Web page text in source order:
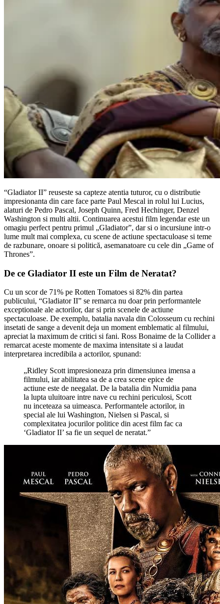
“Gladiator II” reuseste sa capteze atentia tuturor, cu o distributie
impresionanta din care face parte Paul Mescal in rolul lui Lucius,
alaturi de Pedro Pascal, Joseph Quinn, Fred Hechinger, Denzel
Washington si multi altii. Continuarea acestui film legendar este un
omagiu perfect pentru primul „Gladiator”, dar si o incursiune intr-o
lume mult mai complexa, cu scene de actiune spectaculoase si teme
de razbunare, onoare si politică, asemanatoare cu cele din „Game of
Thrones”.
De ce Gladiator II este un Film de Neratat?
Cu un scor de 71% pe Rotten Tomatoes si 82% din partea
publicului, “Gladiator II” se remarca nu doar prin performantele
exceptionale ale actorilor, dar si prin scenele de actiune
spectaculoase. De exemplu, batalia navala din Colosseum cu rechini
insetati de sange a devenit deja un moment emblematic al filmului,
apreciat la maximum de critici si fani. Ross Bonaime de la Collider a
remarcat aceste momente de maxima intensitate si a laudat
interpretarea incredibila a actorilor, spunand:
„Ridley Scott impresioneaza prin dimensiunea imensa a
filmului, iar abilitatea sa de a crea scene epice de
actiune este de neegalat. De la batalia din Numidia pana
la lupta uluitoare intre nave cu rechini periculosi, Scott
nu inceteaza sa uimeasca. Performantele actorilor, in
special ale lui Washington, Nielsen si Pascal, si
complexitatea jocurilor politice din acest film fac ca
‘Gladiator II’ sa fie un sequel de neratat.”